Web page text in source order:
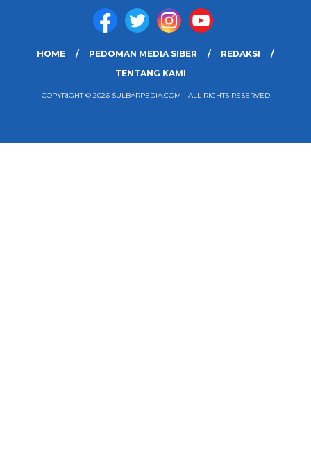
HOME PEDOMAN MEDIA SIBER
REDAKSI
TENTANG KAMI
COPYRIGHT © 2026 SULBARPEDIA.COM - ALL RIGHTS RESERVED